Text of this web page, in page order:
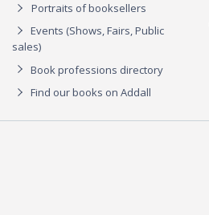
Portraits of booksellers
Events (Shows, Fairs, Public
sales)
Book professions directory
Find our books on Addall